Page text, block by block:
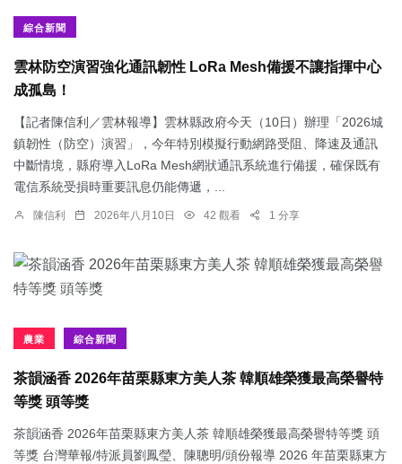
綜合新聞
雲林防空演習強化通訊韌性 LoRa Mesh備援不讓指揮中心
成孤島！
【記者陳信利／雲林報導】雲林縣政府今天（10日）辦理「2026城
鎮韌性（防空）演習」，今年特別模擬行動網路受阻、降速及通訊
中斷情境，縣府導入LoRa Mesh網狀通訊系統進行備援，確保既有
電信系統受損時重要訊息仍能傳遞，...
陳信利 2026年八月10日 42 觀看 1 分享
農業 綜合新聞
茶韻涵香 2026年苗栗縣東方美人茶 韓順雄榮獲最高榮譽特
等獎 頭等獎
茶韻涵香 2026年苗栗縣東方美人茶 韓順雄榮獲最高榮譽特等獎 頭
等獎 台灣華報/特派員劉鳳瑩、陳聰明/頭份報導 2026 年苗栗縣東方